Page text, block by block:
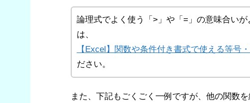
論理式でよく使う「>」や「=」の意味合い
は、
【Excel】関数や条件付き書式で使える等号
ださい。
また、下記もごくごく一例ですが、他の関数